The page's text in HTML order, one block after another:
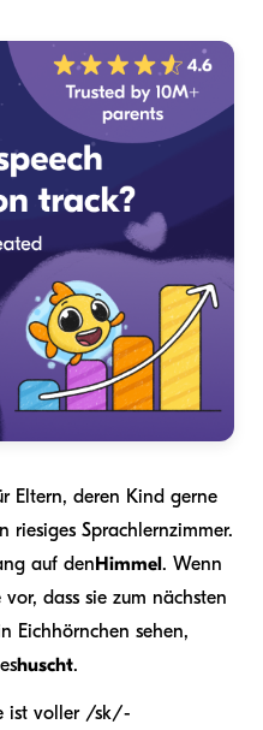
Eltern, deren Kind gerne
riesiges Sprachlernzimmer.
auf denHimmel. Wenn
dass sie zum nächsten
Eichhörnchen sehen,
huscht.
ist voller /sk/-